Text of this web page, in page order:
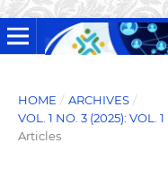
HOME / ARCHIVES /
VOL. 1 NO. 3 (2025): VOL.
Articles